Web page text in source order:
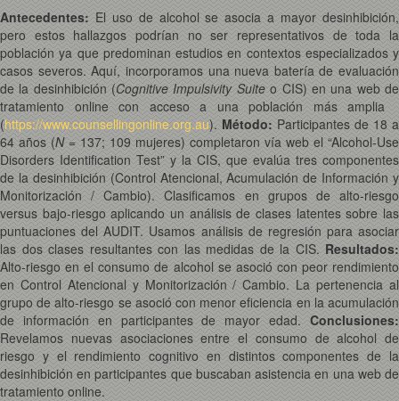
Antecedentes: El uso de alcohol se asocia a mayor desinhibición,
pero estos hallazgos podrían no ser representativos de toda la
población ya que predominan estudios en contextos especializados y
casos severos. Aquí, incorporamos una nueva batería de evaluación
de la desinhibición (Cognitive Impulsivity Suiteo CIS) en una web de
tratamiento online con acceso a una población más amplia
(https://www.counsellingonline.org.au). Método: Participantes de 18 a
64 años (N = 137; 109 mujeres) completaron vía web el “Alcohol-Use
Disorders Identification Test” y la CIS, que evalúa tres componentes
de la desinhibición (Control Atencional, Acumulación de Información y
Monitorización / Cambio). Clasificamos en grupos de alto-riesgo
versus bajo-riesgo aplicando un análisis de clases latentes sobre las
puntuaciones del AUDIT. Usamos análisis de regresión para asociar
las dos clases resultantes con las medidas de la CIS. Resultados:
Alto-riesgo en el consumo de alcohol se asoció con peor rendimiento
en Control Atencional y Monitorización / Cambio. La pertenencia al
grupo de alto-riesgo se asoció con menor eficiencia en la acumulación
de información en participantes de mayor edad. Conclusiones:
Revelamos nuevas asociaciones entre el consumo de alcohol de
riesgo y el rendimiento cognitivo en distintos componentes de la
desinhibición en participantes que buscaban asistencia en una web de
tratamiento online.